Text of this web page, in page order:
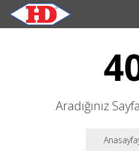
Aradığınız